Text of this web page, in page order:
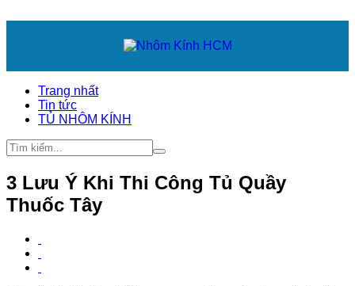
Trang nhất
Tin tức
TỦ NHÔM KÍNH
3 Lưu Ý Khi Thi Công Tủ Quầy
Thuốc Tây